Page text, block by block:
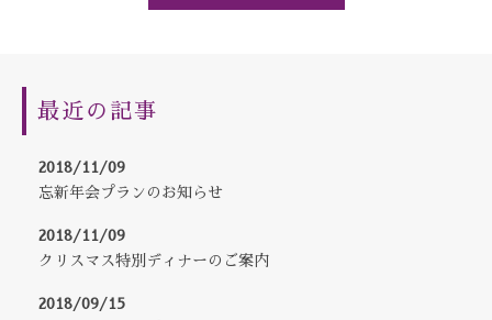
最近の記事
2018/11/09
忘新年会プランのお知らせ
2018/11/09
クリスマス特別ディナーのご案内
2018/09/15